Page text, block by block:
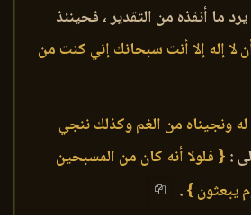
يرد ما أنفذه من التقدير ، فحينئذ
لا إله إلا أنت سبحانك إني كنت من
ونجيناه من الغم وكذلك ننجي
: { فلولا أنه كان من المسبحين
يبعثون }.